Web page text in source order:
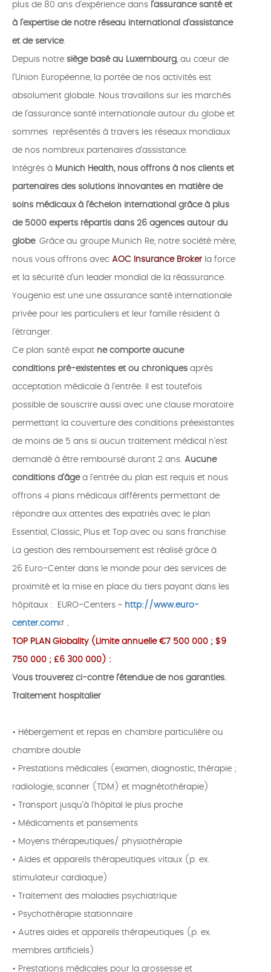
plus de 80 ans d’expérience dans l’assurance santé et
à l’expertise de notre réseau international d'assistance
et de service.
Depuis notre siège basé au Luxembourg, au cœur de
l’Union Européenne, la portée de nos activités est
absolument globale. Nous travaillons sur les marchés
de l’assurance santé internationale autour du globe et
sommes représentés à travers les réseaux mondiaux
de nos nombreux partenaires d’assistance.
Intégrés à Munich Health, nous offrons à nos clients et
partenaires des solutions innovantes en matière de
soins médicaux à l’échelon international grâce à plus
de 5000 experts répartis dans 26 agences autour du
globe. Grâce au groupe Munich Re, notre société mère,
nous vous offrons avec AOC Insurance Broker la force
et la sécurité d’un leader mondial de la réassurance.
Yougenio est une une assurance santé internationale
privée pour les particuliers et leur famille résident à
l'étranger.
Ce plan santé expat ne comporte aucune
conditions pré-existentes et ou chroniques après
acceptation médicale à l'entrée. Il est toutefois
possible de souscrire aussi avec une clause moratoire
permettant la couverture des conditions préexistantes
de moins de 5 ans si aucun traitement médical n'est
demandé à être remboursé durant 2 ans. Aucune
conditions d'âgea l'entrée du plan est requis et nous
offrons 4 plans médicaux différents permettant de
répondre aux attentes des expatriés avec le plan
Essential, Classic, Plus et Top avec ou sans franchise.
La gestion des remboursement est réalisé grâce à
26 Euro-Center dans le monde pour des services de
proximité et la mise en place du tiers payant dans les
hôpitaux : EURO-Centers ~ http://www.euro-
center.com .
TOP PLAN Globality (Limite annuelle €7 500 000 ; $9
750 000 ; £6 300 000) :
Vous trouverez ci-contre l’étendue de nos garanties.
Traitement hospitalier
• Hébergement et repas en chambre particulière ou
chambre double
• Prestations médicales (examen, diagnostic, thérapie ;
radiologie, scanner (TDM) et magnétothérapie)
• Transport jusqu’à l’hôpital le plus proche
• Médicaments et pansements
• Moyens thérapeutiques/ physiothérapie
• Aides et appareils thérapeutiques vitaux (p. ex.
stimulateur cardiaque)
• Traitement des maladies psychiatrique
• Psychothérapie stationnaire
• Autres aides et appareils thérapeutiques (p. ex.
membres artificiels)
• Prestations médicales pour la grossesse et